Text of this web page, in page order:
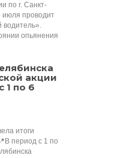
по г. Санкт-
июля проводит
водитель».
опьянения
акции
1 по 6
итоги
период с 1 по